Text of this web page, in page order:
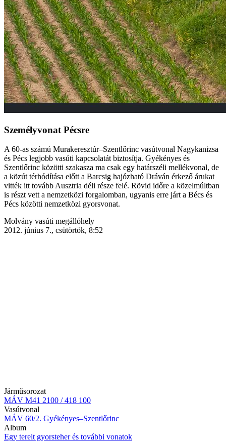
Személyvonat Pécsre
A 60-as számú Murakeresztúr–Szentlőrinc vasútvonal Nagykanizsa
és Pécs legjobb vasúti kapcsolatát biztosítja. Gyékényes és
Szentlőrinc közötti szakasza ma csak egy határszéli mellékvonal, de
a közút térhódítása előtt a Barcsig hajózható Dráván érkező árukat
vitték itt tovább Ausztria déli része felé. Rövid időre a közelmúltban
is részt vett a nemzetközi forgalomban, ugyanis erre járt a Bécs és
Pécs közötti nemzetközi gyorsvonat.
Helyszín
(képaláírás
Molvány vasúti megállóhely
2012. június 7., csütörtök, 8:52
Járműsorozat
MÁV M41 2100 / 418 100
Vasútvonal
MÁV 60/2. Gyékényes–Szentlőrinc
Album
Egy terelt gyorsteher és további vonatok